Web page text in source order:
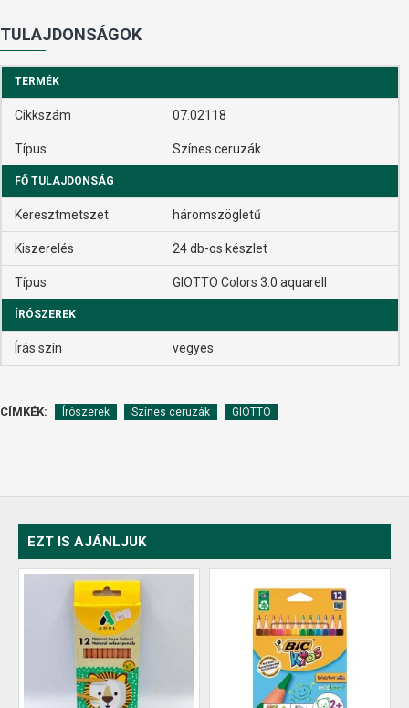
TULAJDONSÁGOK
TERMÉK
Cikkszám 07.02118
Típus Színes ceruzák
FŐ TULAJDONSÁG
Keresztmetszet háromszögletű
Kiszerelés 24 db-os készlet
Típus GIOTTO Colors 3.0 aquarell
ÍRÓSZEREK
Írás szín vegyes
CÍMKÉK: Írószerek Színes ceruzák GIOTTO
EZT IS AJÁNLJUK